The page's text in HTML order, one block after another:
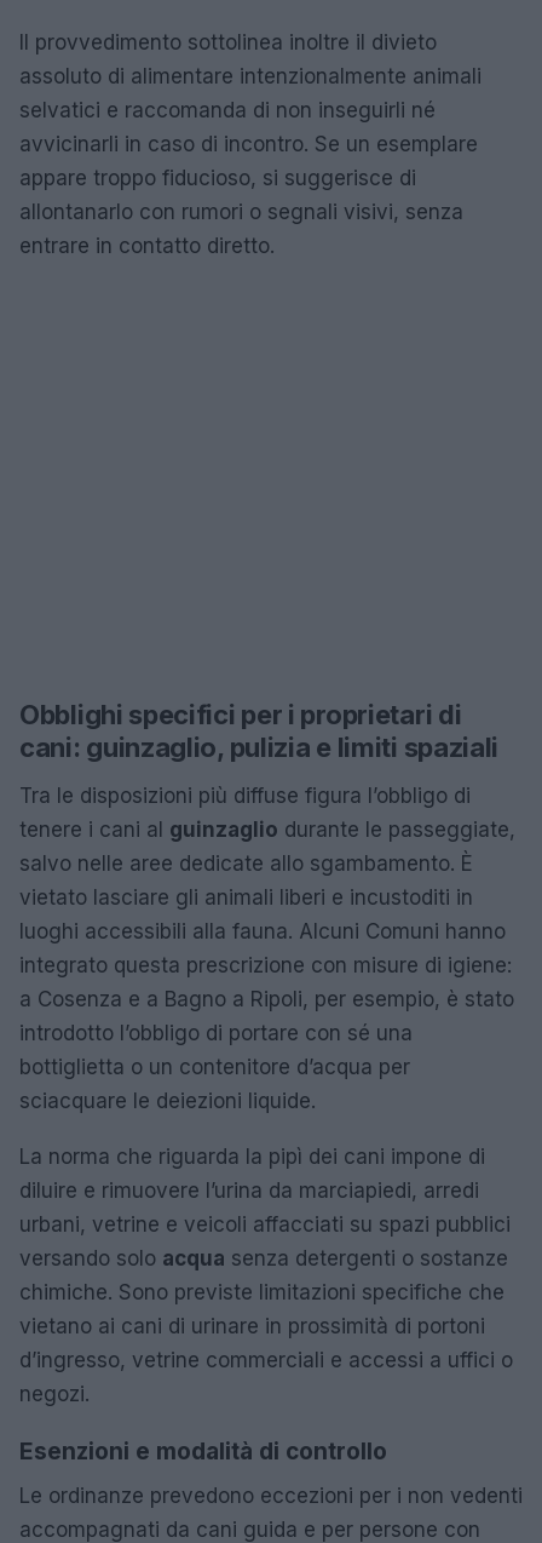
Il provvedimento sottolinea inoltre il divieto
assoluto di alimentare intenzionalmente animali
selvatici e raccomanda di non inseguirli né
avvicinarli in caso di incontro. Se un esemplare
appare troppo fiducioso, si suggerisce di
allontanarlo con rumori o segnali visivi, senza
entrare in contatto diretto.
Obblighi specifici per i proprietari di
cani: guinzaglio, pulizia e limiti spaziali
Tra le disposizioni più diffuse figura l’obbligo di
tenere i cani al guinzaglio durante le passeggiate,
salvo nelle aree dedicate allo sgambamento. È
vietato lasciare gli animali liberi e incustoditi in
luoghi accessibili alla fauna. Alcuni Comuni hanno
integrato questa prescrizione con misure di igiene:
a Cosenza e a Bagno a Ripoli, per esempio, è stato
introdotto l’obbligo di portare con sé una
bottiglietta o un contenitore d’acqua per
sciacquare le deiezioni liquide.
La norma che riguarda la pipì dei cani impone di
diluire e rimuovere l’urina da marciapiedi, arredi
urbani, vetrine e veicoli affacciati su spazi pubblici
versando solo acqua senza detergenti o sostanze
chimiche. Sono previste limitazioni specifiche che
vietano ai cani di urinare in prossimità di portoni
d’ingresso, vetrine commerciali e accessi a uffici o
negozi.
Esenzioni e modalità di controllo
Le ordinanze prevedono eccezioni per i non vedenti
accompagnati da cani guida e per persone con